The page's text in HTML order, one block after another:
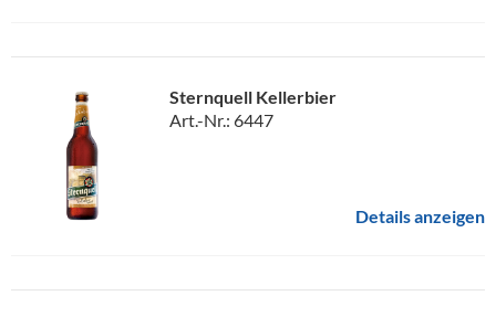
Sternquell Kellerbier
Art.-Nr.: 6447
Details anzeigen